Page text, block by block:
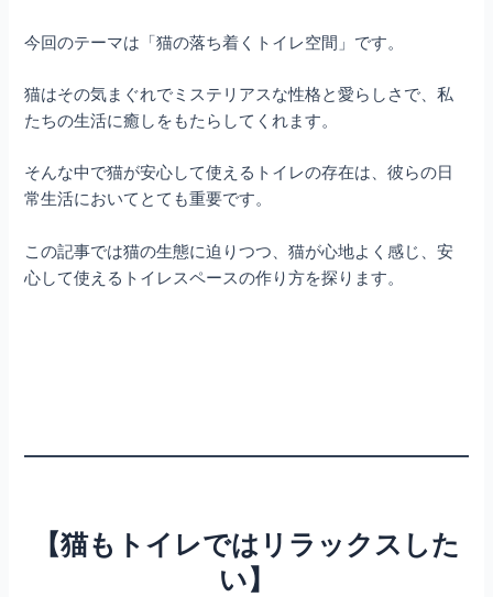
今回のテーマは「猫の落ち着くトイレ空間」です。
猫はその気まぐれでミステリアスな性格と愛らしさで、私
たちの生活に癒しをもたらしてくれます。
そんな中で猫が安心して使えるトイレの存在は、彼らの日
常生活においてとても重要です。
この記事では猫の生態に迫りつつ、猫が心地よく感じ、安
心して使えるトイレスペースの作り方を探ります。
【猫もトイレではリラックスした
い】